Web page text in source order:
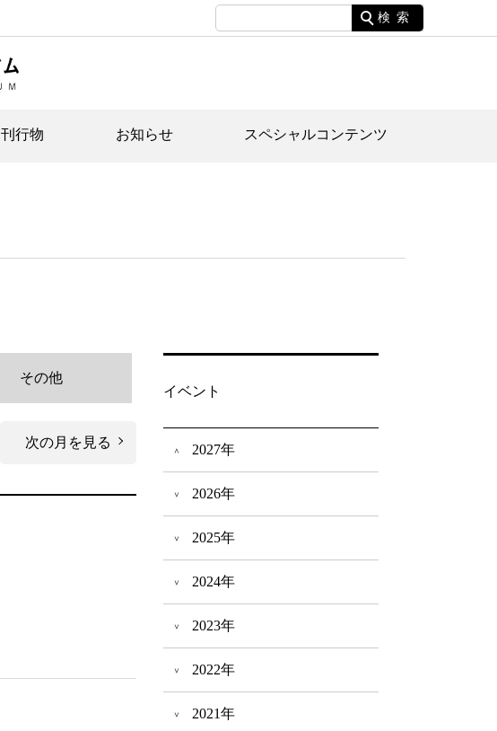
検索
刊行物 お知らせ スペシャルコンテンツ
その他
次の月を見る
イベント
2027年
2026年
2025年
2024年
2023年
2022年
2021年